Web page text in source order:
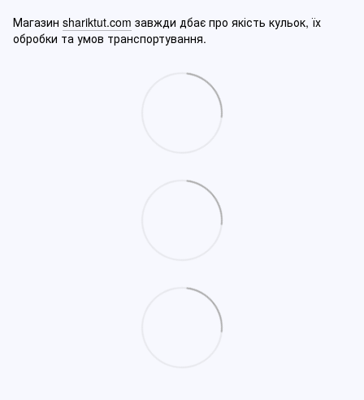
Магазин shariktut.com завжди дбає про якість кульок, їх
обробки та умов транспортування.